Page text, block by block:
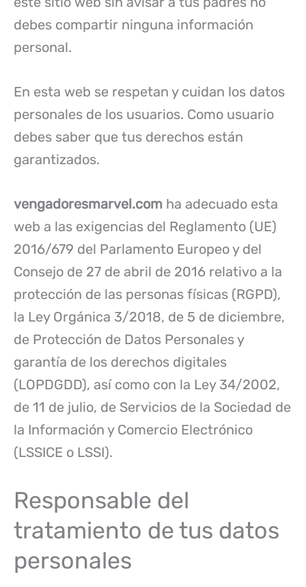
debes compartir ninguna información
personal.
En esta web se respetan y cuidan los datos
personales de los usuarios. Como usuario
debes saber que tus derechos están
garantizados.
vengadoresmarvel.com ha adecuado esta
web a las exigencias del Reglamento (UE)
2016/679 del Parlamento Europeo y del
Consejo de 27 de abril de 2016 relativo a la
protección de las personas físicas (RGPD),
la Ley Orgánica 3/2018, de 5 de diciembre,
de Protección de Datos Personales y
garantía de los derechos digitales
(LOPDGDD), así como con la Ley 34/2002,
de 11 de julio, de Servicios de la Sociedad de
la Información y Comercio Electrónico
(LSSICE o LSSI).
Responsable del
tratamiento de tus datos
personales